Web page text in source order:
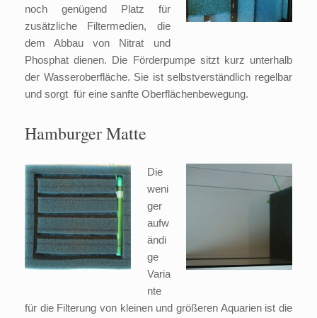
noch genügend Platz für
zusätzliche Filtermedien, die
dem Abbau von Nitrat und
Phosphat dienen. Die Förderpumpe sitzt kurz unterhalb
der Wasseroberfläche. Sie ist selbstverständlich regelbar
und sorgt für eine sanfte Oberflächenbewegung.
Hamburger Matte
Die
weni
ger
aufw
ändi
ge
Varia
nte
für die Filterung von kleinen und größeren Aquarien ist die